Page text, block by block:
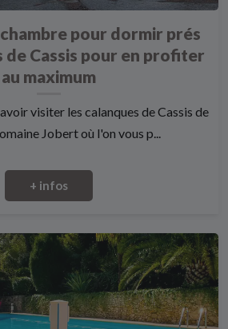
pour dormir prés
de Cassis pour en profiter
au maximum
visiter les calanques de Cassis de
Jobert où l'on vous p...
+ infos